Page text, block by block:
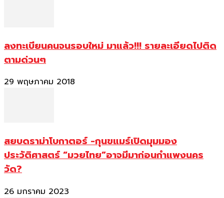
ลงทะเบียนคนจนรอบใหม่ มาแล้ว!!! รายละเอียดไปติด
ตามด่วนๆ
29 พฤษภาคม 2018
สยบดราม่าโบกาตอร์ -กุนขแมร์เปิดมุมมอง
ประวัติศาสตร์ “มวยไทย”อาจมีมาก่อนกำแพงนคร
วัด?
26 มกราคม 2023